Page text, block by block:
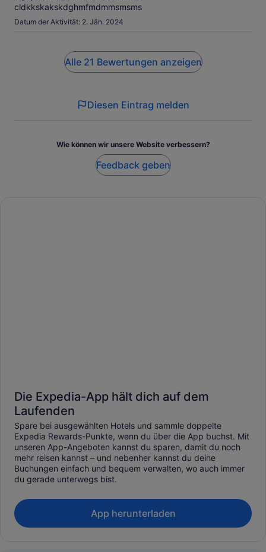
cldkkskakskdghmfmdmmsmsms
Datum der Aktivität: 2. Jän. 2024
Alle 21 Bewertungen anzeigen
Diesen Eintrag melden
Wie können wir unsere Website verbessern?
Feedback geben
Die Expedia-App hält dich auf dem
Laufenden
Spare bei ausgewählten Hotels und sammle doppelte
Expedia Rewards-Punkte, wenn du über die App buchst. Mit
unseren App-Angeboten kannst du sparen, damit du noch
mehr reisen kannst – und nebenher kannst du deine
Buchungen einfach und bequem verwalten, wo auch immer
du gerade unterwegs bist.
App herunterladen